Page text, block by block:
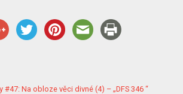
Na obloze věci divné (4) – „DFS 346 “